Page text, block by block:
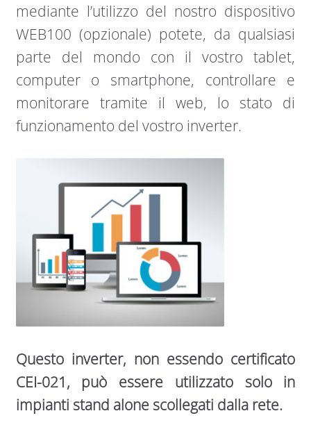
mediante l’utilizzo del nostro dispositivo
WEB100 (opzionale) potete, da qualsiasi
parte del mondo con il vostro tablet,
computer o smartphone, controllare e
monitorare tramite il web, lo stato di
funzionamento del vostro inverter.
Questo inverter, non essendo certificato
CEI-021, può essere utilizzato solo in
impianti stand alone scollegati dalla rete.